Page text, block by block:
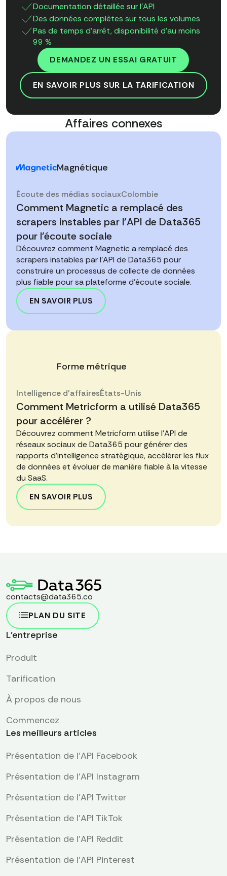
Documentation détaillée sur l'API
Des données complètes sur tous les volumes
Pas de temps d'arrêt, disponibilité d'au moins
99 %
DEMANDEZ UN ESSAI GRATUIT
EN SAVOIR PLUS SUR LA TARIFICATION
Affaires connexes
Comment Magnetic a remplacé des
scrapers instables par l'API de Data365
pour l'écoute sociale
Découvrez comment Magnetic a remplacé des
scrapers instables par l'API de Data365 pour
construire un processus de collecte de données
plus fiable pour sa plateforme d'écoute sociale.
EN SAVOIR PLUS
Magnétique
Écoute des médias sociauxColombie
Comment Metricform a utilisé Data365
pour accélérer ?
Découvrez comment Metricform utilise l'API de
réseaux sociaux de Data365 pour générer des
rapports d'intelligence stratégique, accélérer les flux
de données et évoluer de manière fiable à la vitesse
du SaaS.
EN SAVOIR PLUS
Forme métrique
Intelligence d'affairesÉtats-Unis
contacts@data365.co
PLAN DU SITE
L'entreprise
Produit
Tarification
À propos de nous
Commencez
Les meilleurs articles
Présentation de l'API Facebook
Présentation de l'API Instagram
Présentation de l'API Twitter
Présentation de l'API TikTok
Présentation de l'API Reddit
Présentation de l’API Pinterest